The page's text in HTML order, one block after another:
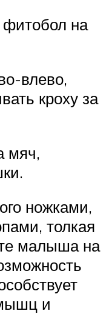
на
влево,
кроху за
мяч,
ножками,
толкая
малыша на
и